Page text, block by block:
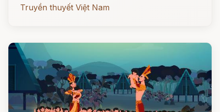
Truyền thuyết Việt Nam